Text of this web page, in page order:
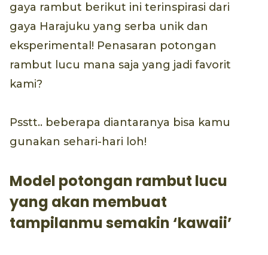
gaya rambut berikut ini terinspirasi dari
gaya Harajuku yang serba unik dan
eksperimental! Penasaran potongan
rambut lucu mana saja yang jadi favorit
kami?
Psstt.. beberapa diantaranya bisa kamu
gunakan sehari-hari loh!
Model potongan rambut lucu
yang akan membuat
tampilanmu semakin ‘kawaii’